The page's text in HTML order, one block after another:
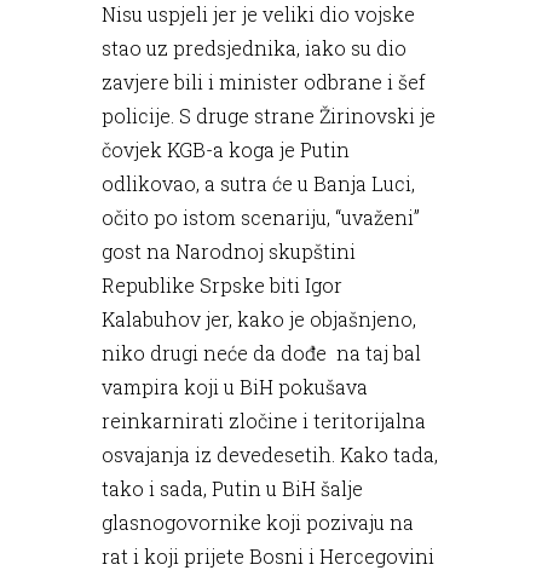
Nisu uspjeli jer je veliki dio vojske
stao uz predsjednika, iako su dio
zavjere bili i minister odbrane i šef
policije. S druge strane Žirinovski je
čovjek KGB-a koga je Putin
odlikovao, a sutra će u Banja Luci,
očito po istom scenariju, “uvaženi”
gost na Narodnoj skupštini
Republike Srpske biti Igor
Kalabuhov jer, kako je objašnjeno,
niko drugi neće da dođe na taj bal
vampira koji u BiH pokušava
reinkarnirati zločine i teritorijalna
osvajanja iz devedesetih. Kako tada,
tako i sada, Putin u BiH šalje
glasnogovornike koji pozivaju na
rat i koji prijete Bosni i Hercegovini